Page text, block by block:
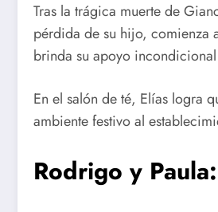
Tras la trágica muerte de
pérdida de su hijo, comienza
brinda su apoyo
En el salón de té, Elías logra
ambiente festivo al
Rodrigo y